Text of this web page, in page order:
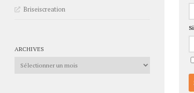
Briseiscreation
ARCHIVES
Archives